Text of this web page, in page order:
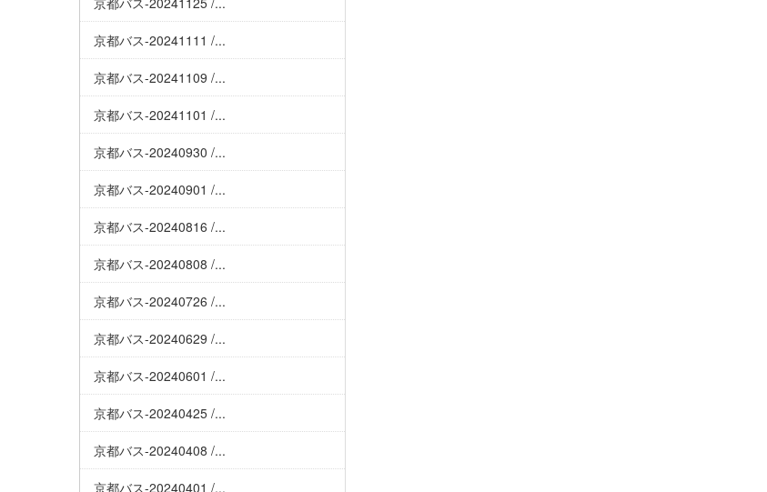
京都バス-20241111 /...
京都バス-20241109 /...
京都バス-20241101 /...
京都バス-20240930 /...
京都バス-20240901 /...
京都バス-20240816 /...
京都バス-20240808 /...
京都バス-20240726 /...
京都バス-20240629 /...
京都バス-20240601 /...
京都バス-20240425 /...
京都バス-20240408 /...
京都バス-20240401 /...